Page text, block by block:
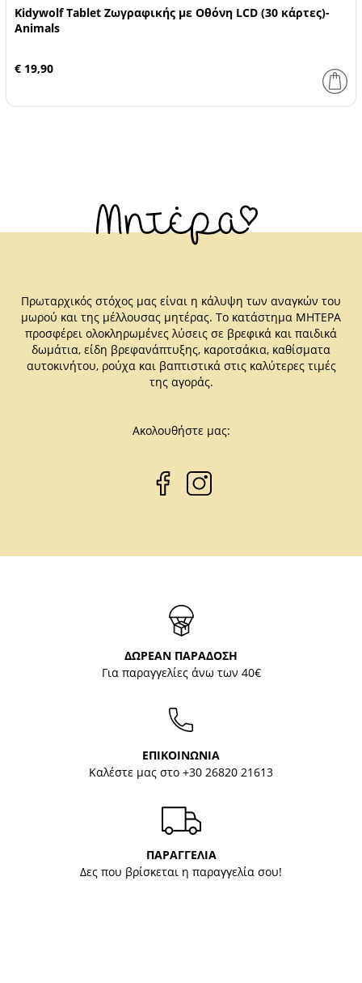
Kidywolf Tablet Ζωγραφικής με Οθόνη LCD (30 κάρτες)-
Animals
€ 19,90
Πρωταρχικός στόχος μας είναι η κάλυψη των αναγκών του
μωρού και της μέλλουσας μητέρας. Το κατάστημα ΜΗΤΕΡΑ
προσφέρει ολοκληρωμένες λύσεις σε βρεφικά και παιδικά
δωμάτια, είδη βρεφανάπτυξης, καροτσάκια, καθίσματα
αυτοκινήτου, ρούχα και βαπτιστικά στις καλύτερες τιμές
της αγοράς.
Ακολουθήστε μας:
ΔΩΡΕΑΝ ΠΑΡΑΔΟΣΗ
Για παραγγελίες άνω των 40€
ΕΠΙΚΟΙΝΩΝΙΑ
Καλέστε μας στο +30 26820 21613
ΠΑΡΑΓΓΕΛΙΑ
Δες που βρίσκεται η παραγγελία σου!